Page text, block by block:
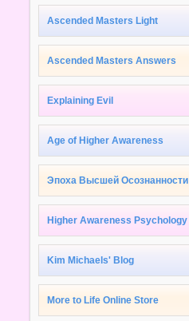
Ascended Masters Light
Ascended Masters Answers
Explaining Evil
Age of Higher Awareness
Эпоха Высшей Осознанности
Higher Awareness Psychology
Kim Michaels' Blog
More to Life Online Store